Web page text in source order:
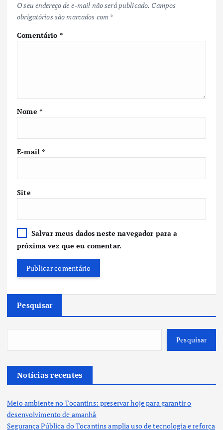
O seu endereço de e-mail não será publicado. Campos
obrigatórios são marcados com *
Comentário *
Nome *
E-mail*
Site
Salvar meus dados neste navegador para a
próxima vez que eu comentar.
Pesquisar
Pesquisar
Notícias recentes
Meio ambiente no Tocantins: preservar hoje para garantir o
desenvolvimento de amanhã
Segurança Pública do Tocantins amplia uso de tecnologia e reforça